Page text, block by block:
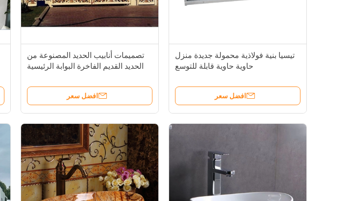
تصميمات أنابيب الحديد المصنوعة من
الحديد القديم الفاخرة البوابة الرئيسية
افضل سعر
تيسيا بنية فولاذية محمولة جديدة منزل
حاوية حاوية قابلة للتوسع
افضل سعر